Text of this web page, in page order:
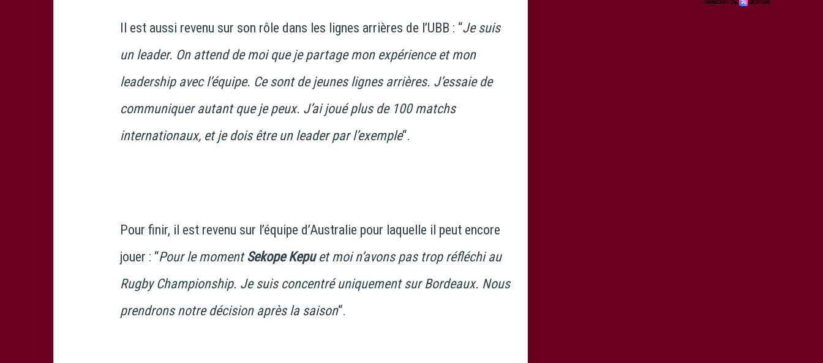
Il est aussi revenu sur son rôle dans les lignes arrières de l’UBB : “Je suis
un leader. On attend de moi que je partage mon expérience et mon
leadership avec l’équipe. Ce sont de jeunes lignes arrières. J’essaie de
communiquer autant que je peux. J’ai joué plus de 100 matchs
internationaux, et je dois être un leader par l’exemple“.
Pour finir, il est revenu sur l’équipe d’Australie pour laquelle il peut encore
jouer : “Pour le moment Sekope Kepuet moi n’avons pas trop réfléchi au
Rugby Championship. Je suis concentré uniquement sur Bordeaux. Nous
prendrons notre décision après la saison“.